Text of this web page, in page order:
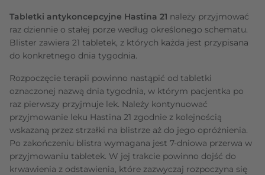
Tabletki antykoncepcyjne Hastina 21 należy przyjmować
raz dziennie o stałej porze według określonego schematu.
Blister zawiera 21 tabletek, z których każda jest przypisana
do konkretnego dnia tygodnia.
Rozpoczęcie terapii powinno nastąpić od tabletki
oznaczonej nazwą dnia tygodnia, w którym pacjentka po
raz pierwszy przyjmuje lek. Należy kontynuować
przyjmowanie leku Hastina 21 zgodnie z kolejnością
wskazaną przez strzałki na blistrze aż do jego opróżnienia.
Po zakończeniu blistra wymagana jest 7-dniowa przerwa w
przyjmowaniu tabletek. W jej trakcie powinno dojść do
krwawienia z odstawienia, które zazwyczaj rozpoczyna się